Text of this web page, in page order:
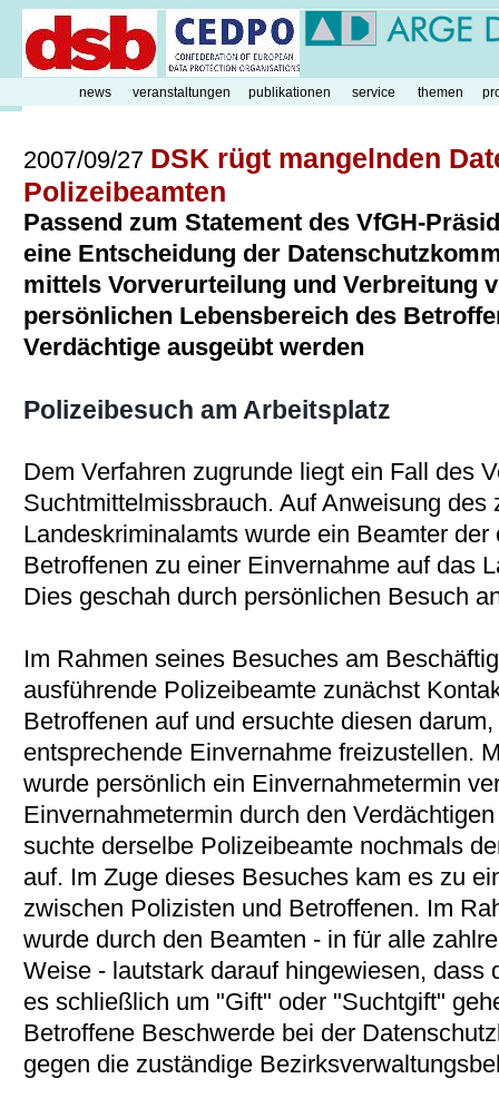
2007/09/27 DSK rügt mangelnden
Polizeibeamten
Passend zum Statement des VfGH-
eine Entscheidung der
mittels Vorverurteilung und Verbreitung
persönlichen Lebensbereich des
Verdächtige ausgeübt werden
Polizeibesuch am Arbeitsplatz
Dem Verfahren zugrunde liegt ein Fall des
Suchtmittelmissbrauch. Auf Anweisung des
Landeskriminalamts wurde ein Beamter
Betroffenen zu einer Einvernahme auf das
Dies geschah durch persönlichen Besuch
Im Rahmen seines Besuches am
ausführende Polizeibeamte zunächst
Betroffenen auf und ersuchte diesen
entsprechende Einvernahme freizustellen.
wurde persönlich ein Einvernahmetermin
Einvernahmetermin durch den
suchte derselbe Polizeibeamte nochmals
auf. Im Zuge dieses Besuches kam es zu
zwischen Polizisten und Betroffenen. Im
wurde durch den Beamten - in für alle
Weise - lautstark darauf hingewiesen, dass
es schließlich um "Gift" oder "Suchtgift"
Betroffene Beschwerde bei der
gegen die zuständige
news veranstaltungen publikationen service themen